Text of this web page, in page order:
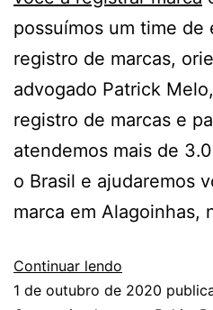
possuímos um time de
registro de marcas,
advogado Patrick
registro de marcas e
atendemos mais de
o Brasil e ajudaremos
marca em Alagoinhas,
Continuar lendo
1 de outubro de 2020